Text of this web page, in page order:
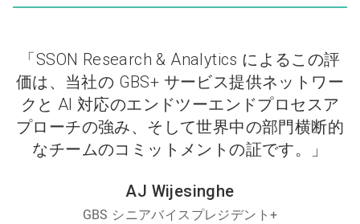
「SSON Research & Analytics によるこの評
価は、当社の GBS+ サービス提供ネットワー
クと AI 対応のエンドツーエンドプロセスア
プローチの強み、そして世界中の部門横断的
なチームのコミットメントの証です。」
AJ Wijesinghe
GBS シニアバイスプレジデント+